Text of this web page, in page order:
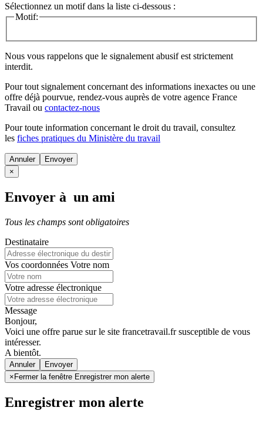
Sélectionnez un motif dans la liste ci-dessous :
Motif:
Nous vous rappelons que le signalement abusif est strictement
interdit.
Pour tout signalement concernant des informations inexactes ou une
offre déjà pourvue, rendez-vous auprès de votre agence France
Travail ou contactez-nous
Pour toute information concernant le droit du travail, consultez
les fiches pratiques du Ministère du travail
Annuler
×
Envoyer à un ami
Tous les champs sont obligatoires
Destinataire
Vos coordonnées Votre nom
Votre adresse électronique
Message
Bonjour,
Voici une offre parue sur le site francetravail.fr susceptible de vous
intéresser.
A bientôt.
Annuler
× Fermer la fenêtre Enregistrer mon alerte
Enregistrer mon alerte